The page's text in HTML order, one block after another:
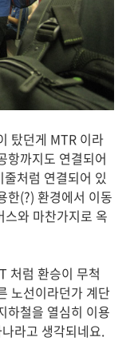
탔던게 MTR 이라
항까지도 연결되어
처럼 연결되어 있
한(?) 환경에서 이동
와 마찬가지로 옥
처럼 환승이 무척
노선이라던가 계단
하철을 열심히 이용
라고 생각되네요.